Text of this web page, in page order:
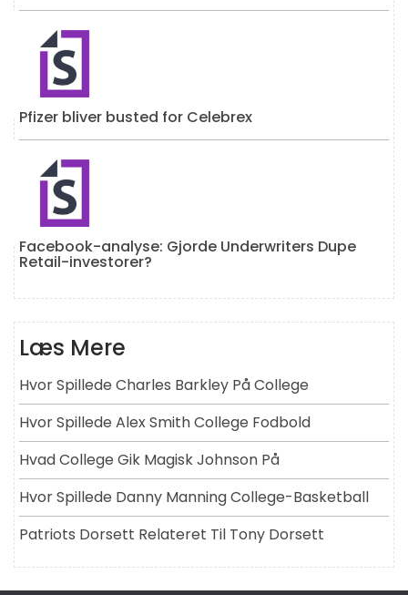
Pfizer bliver busted for Celebrex
Facebook-analyse: Gjorde Underwriters Dupe
Retail-investorer?
Læs Mere
Hvor Spillede Charles Barkley På College
Hvor Spillede Alex Smith College Fodbold
Hvad College Gik Magisk Johnson På
Hvor Spillede Danny Manning College-Basketball
Patriots Dorsett Relateret Til Tony Dorsett